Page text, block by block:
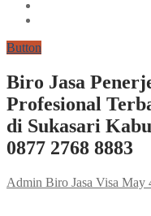
Button
Biro Jasa
Profesional
di Sukasari
0877 2768 8883
Admin Biro Jasa Visa May